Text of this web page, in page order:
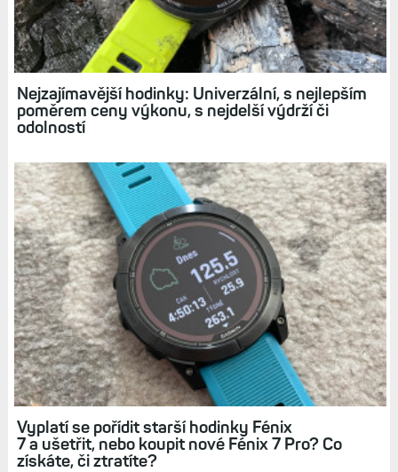
Nejzajímavější hodinky: Univerzální, s nejlepším
poměrem ceny výkonu, s nejdelší výdrží či
odolností
Vyplatí se pořídit starší hodinky Fénix
7 a ušetřit, nebo koupit nové Fénix 7 Pro? Co
získáte, či ztratíte?